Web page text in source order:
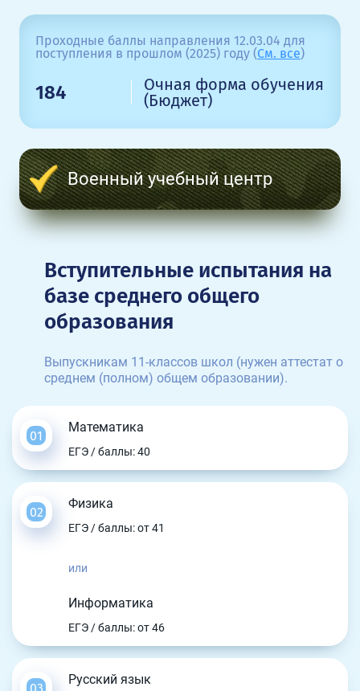
Проходные баллы направления 12.03.04 для
поступления в прошлом (2025) году (См. все)
184
Очная форма обучения
(Бюджет)
Военный учебный центр
Вступительные испытания на
базе среднего общего
образования
Выпускникам 11-классов школ (нужен аттестат о
среднем (полном) общем образовании).
Математика
ЕГЭ / баллы: 40
Физика
ЕГЭ / баллы: от 41
или
Информатика
ЕГЭ / баллы: от 46
Русский язык